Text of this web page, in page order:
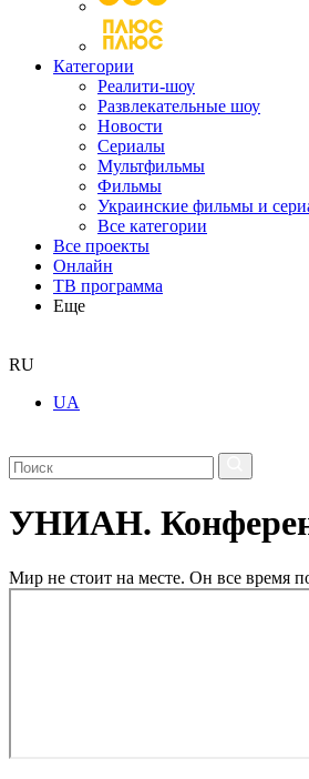
Категории
Реалити-шоу
Развлекательные шоу
Новости
Сериалы
Мультфильмы
Фильмы
Украинские фильмы и
Все категории
Все проекты
Онлайн
ТВ программа
Еще
RU
UA
УНИАН.
Мир не стоит на месте. Он все время